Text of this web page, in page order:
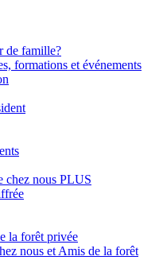
de famille?
formations et événements
chez nous PLUS
la forêt privée
nous et Amis de la forêt